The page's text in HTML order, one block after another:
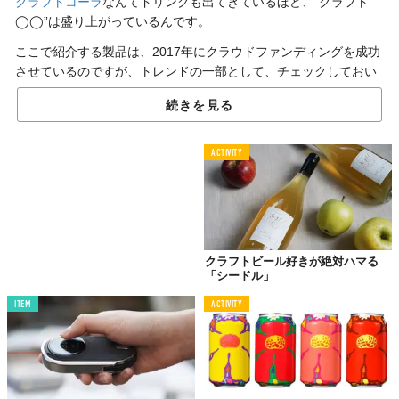
◯◯”は盛り上がっているんです。
ここで紹介する製品は、2017年にクラウドファンディングを成功
させているのですが、トレンドの一部として、チェックしておい
ても損はないかもしれません。リンゴから作られるアルコール飲
料「シードル」を自分で作れちゃうガジェット『ALCHEMA』で
使い方は簡単。『ALCHEMA』に対応した専用アプリをダウンロ
ードすれば、スマホと連動できて、作る手順を細かく指示してく
れるそう。誰でもシードルを作れるってことですね。
リンゴの代わりにパイナップルやイチゴを使うことも可能だか
ら、自分だけのアルコール飲料を追求するのも楽しそうですね。
続きを見る
ACTIVITY
クラフトビール好きが絶対ハマる
「シードル」
ITEM ACTIVITY